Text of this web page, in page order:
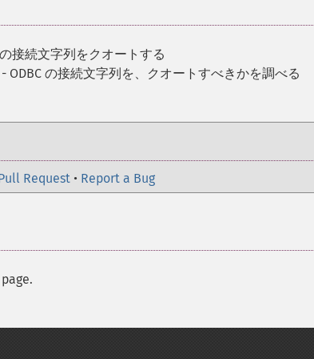
の接続文字列をクオートする
- ODBC の接続文字列を、クオートすべきかを調べる
Request • Report a Bug